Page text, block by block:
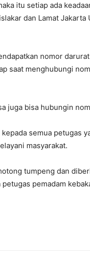
itu setiap ada
dan Lamat Jakarta
nomor
saat menghubungi
juga bisa hubungin
semua petugas
masyarakat.
tumpeng dan
pemadam